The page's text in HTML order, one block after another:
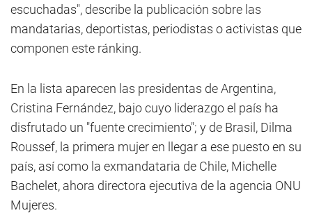
escuchadas", describe la publicación sobre las
mandatarias, deportistas, periodistas o activistas que
componen este ránking.
En la lista aparecen las presidentas de Argentina,
Cristina Fernández, bajo cuyo liderazgo el país ha
disfrutado un "fuente crecimiento"; y de Brasil, Dilma
Roussef, la primera mujer en llegar a ese puesto en su
país, así como la exmandataria de Chile, Michelle
Bachelet, ahora directora ejecutiva de la agencia ONU
Mujeres.